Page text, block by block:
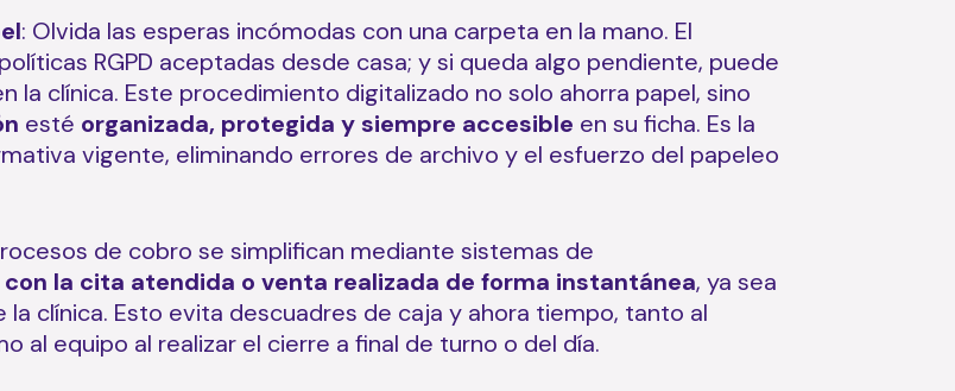
: Olvida las esperas incómodas con una carpeta en la mano. El
RGPD aceptadas desde casa; y si queda algo pendiente, puede
la clínica. Este procedimiento digitalizado no solo ahorra papel, sino
esté organizada, protegida y siempre accesible en su ficha. Es la
vigente, eliminando errores de archivo y el esfuerzo del papeleo
de cobro se simplifican mediante sistemas de
la cita atendida o venta realizada de forma instantánea, ya sea
clínica. Esto evita descuadres de caja y ahora tiempo, tanto al
al equipo al realizar el cierre a final de turno o del día.